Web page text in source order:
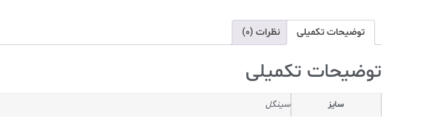
توضیحات تکمیلی نظرات (0)
توضیحات تکمیلی
سایز سینگل